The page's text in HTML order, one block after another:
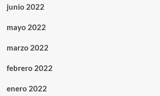
junio 2022
mayo 2022
marzo 2022
febrero 2022
enero 2022